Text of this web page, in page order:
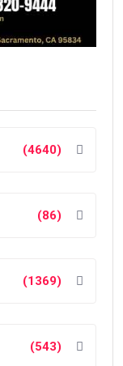
(4640)
(86)
(1369)
(543)